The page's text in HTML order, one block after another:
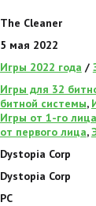
The Cleaner
5 мая 2022
Игры 2022 года /
Игры для 32
битной системы,
Игры от 1-го лица
от первого лица,
Dystopia Corp
Dystopia Corp
PC